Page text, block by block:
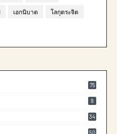
เอกนิบาต โลกุตระจิต
75
9
34
50